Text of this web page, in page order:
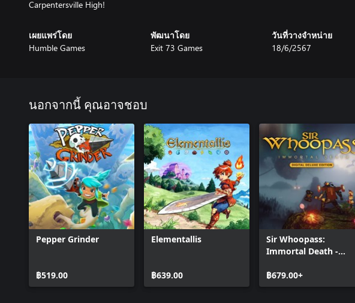
Carpentersville High!
เผยแพร่โดย
Humble Games
พัฒนาโดย
Exit 73 Games
วันที่วางจำหน่าย
18/6/2567
นอกจากนี้ คุณอาจชอบ
Pepper Grinder
฿519.00
Elementallis
฿639.00
Sir Whoopass:
Immortal Death -
฿679.00+